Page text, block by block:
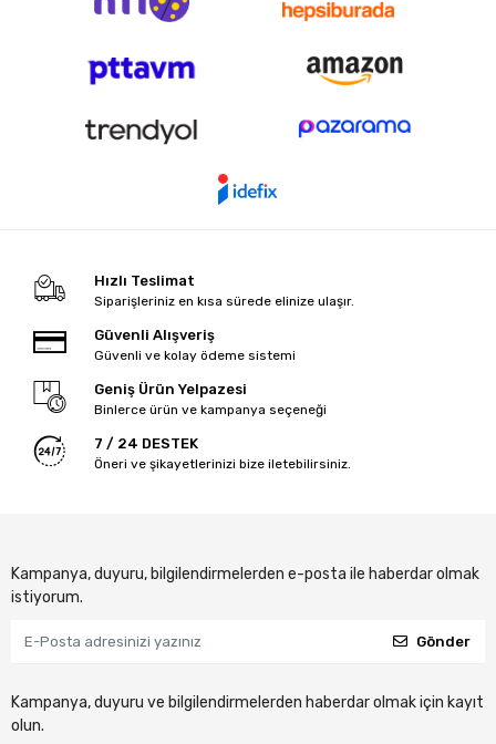
Hızlı Teslimat
Siparişleriniz en kısa sürede elinize ulaşır.
Güvenli Alışveriş
Güvenli ve kolay ödeme sistemi
Geniş Ürün Yelpazesi
Binlerce ürün ve kampanya seçeneği
7 / 24 DESTEK
Öneri ve şikayetlerinizi bize iletebilirsiniz.
Kampanya, duyuru, bilgilendirmelerden e-posta ile haberdar olmak
istiyorum.
Gönder
Kampanya, duyuru ve bilgilendirmelerden haberdar olmak için kayıt
olun.